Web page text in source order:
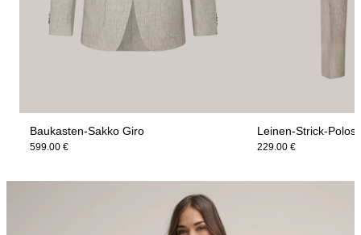
Baukasten-Sakko Giro
599.00 €
Leinen-Strick-
229.00 €